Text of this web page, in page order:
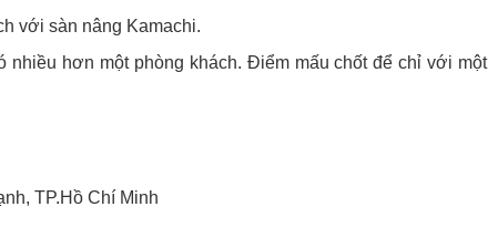
với sàn nâng Kamachi.
hơn một phòng khách. Điểm mấu chốt để chỉ với một
TP.Hồ Chí Minh